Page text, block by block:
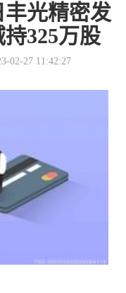
丰光精密发
325万股
02-27 11:42:27